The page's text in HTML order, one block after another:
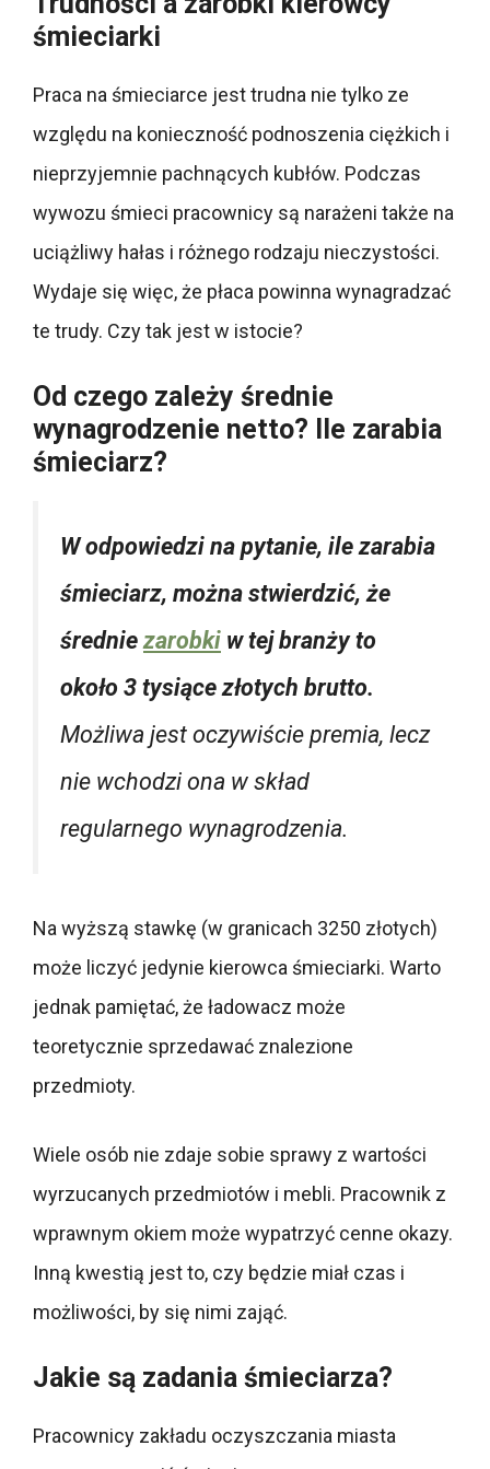
śmieciarki
Praca na śmieciarce jest trudna nie tylko ze
względu na konieczność podnoszenia ciężkich i
nieprzyjemnie pachnących kubłów. Podczas
wywozu śmieci pracownicy są narażeni także na
uciążliwy hałas i różnego rodzaju nieczystości.
Wydaje się więc, że płaca powinna wynagradzać
te trudy. Czy tak jest w istocie?
Od czego zależy średnie
wynagrodzenie netto? Ile zarabia
śmieciarz?
W odpowiedzi na pytanie, ile zarabia
śmieciarz, można stwierdzić, że
średnie zarobki w tej branży to
około 3 tysiące złotych brutto.
Możliwa jest oczywiście premia, lecz
nie wchodzi ona w skład
regularnego wynagrodzenia.
Na wyższą stawkę (w granicach 3250 złotych)
może liczyć jedynie kierowca śmieciarki. Warto
jednak pamiętać, że ładowacz może
teoretycznie sprzedawać znalezione
przedmioty.
Wiele osób nie zdaje sobie sprawy z wartości
wyrzucanych przedmiotów i mebli. Pracownik z
wprawnym okiem może wypatrzyć cenne okazy.
Inną kwestią jest to, czy będzie miał czas i
możliwości, by się nimi zająć.
Jakie są zadania śmieciarza?
Pracownicy zakładu oczyszczania miasta